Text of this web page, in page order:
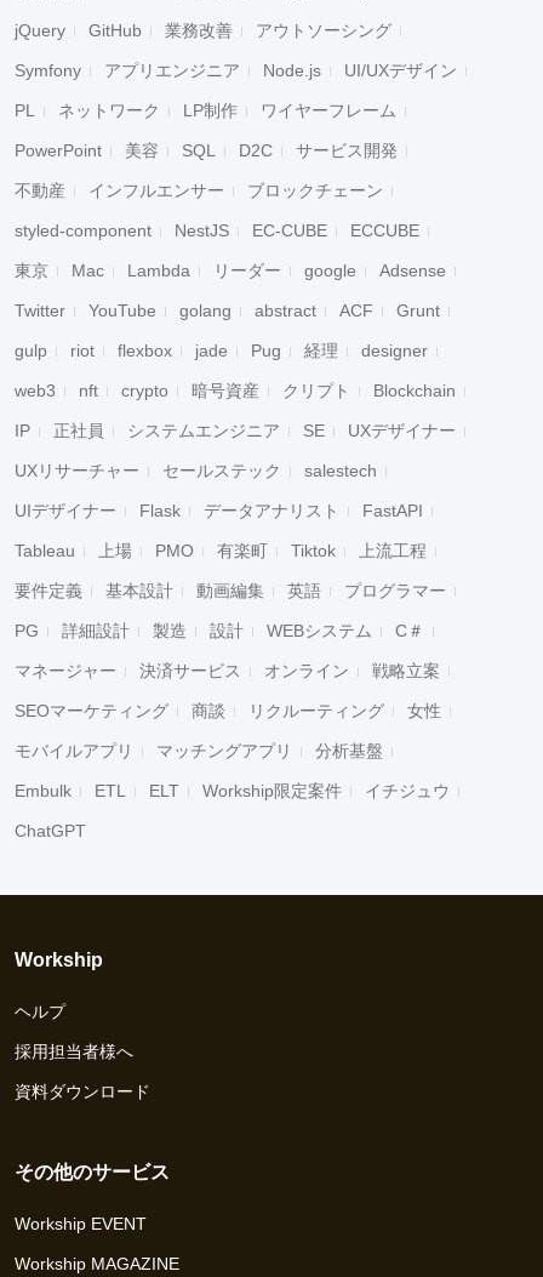
jQuery GitHub 業務改善 アウトソーシング
Symfony アプリエンジニア Node.js UI/UXデザイン
PL ネットワーク LP制作 ワイヤーフレーム
PowerPoint 美容 SQL D2C サービス開発
不動産 インフルエンサー ブロックチェーン
styled-component NestJS EC-CUBE ECCUBE
東京 Mac Lambda リーダー google Adsense
Twitter YouTube golang abstract ACF Grunt
gulp riot flexbox jade Pug 経理 designer
web3 nft crypto 暗号資産 クリプト Blockchain
IP 正社員 システムエンジニア SE UXデザイナー
UXリサーチャー セールステック salestech
UIデザイナー Flask データアナリスト FastAPI
Tableau 上場 PMO 有楽町 Tiktok 上流工程
要件定義 基本設計 動画編集 英語 プログラマー
PG 詳細設計 製造 設計 WEBシステム C＃
マネージャー 決済サービス オンライン 戦略立案
SEOマーケティング 商談 リクルーティング 女性
モバイルアプリ マッチングアプリ 分析基盤
Embulk ETL ELT Workship限定案件 イチジュウ
ChatGPT
Workship
ヘルプ
採用担当者様へ
資料ダウンロード
その他のサービス
Workship EVENT
Workship MAGAZINE